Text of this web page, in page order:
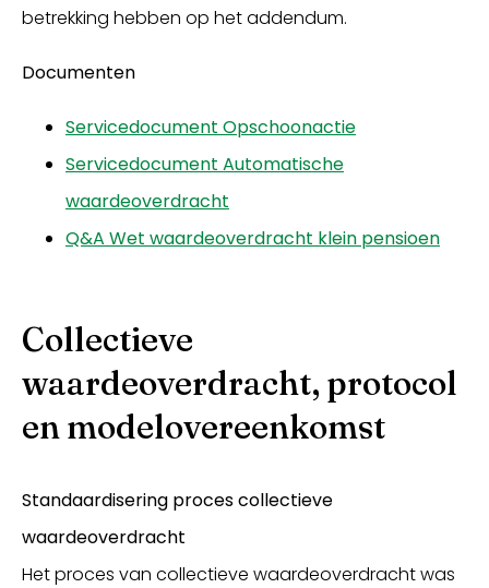
betrekking hebben op het addendum.
Documenten
Servicedocument Opschoonactie
Servicedocument Automatische
waardeoverdracht
Q&A Wet waardeoverdracht klein pensioen
Collectieve
waardeoverdracht, protocol
en modelovereenkomst
Standaardisering proces collectieve
waardeoverdracht
Het proces van collectieve waardeoverdracht was